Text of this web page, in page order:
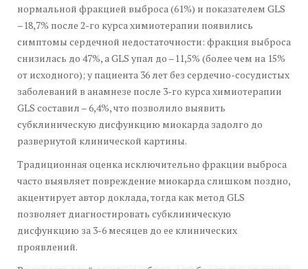
нормальной фракцией выброса (61%) и показателем GLS
–18,7% после 2-го курса химиотерапии появились
симптомы сердечной недостаточности: фракция выброса
снизилась до 47%, а GLS упал до –11,5% (более чем на 15%
от исходного); у пациента 36 лет без сердечно-сосудистых
заболеваний в анамнезе после 3-го курса химиотерапии
GLS составил – 6,4%, что позволило выявить
субклиническую дисфункцию миокарда задолго до
развернутой клинической картины.
Традиционная оценка исключительно фракции выброса
часто выявляет повреждение миокарда слишком поздно,
акцентирует автор доклада, тогда как метод GLS
позволяет диагностировать субклиническую
дисфункцию за 3-6 месяцев до ее клинических
проявлений.